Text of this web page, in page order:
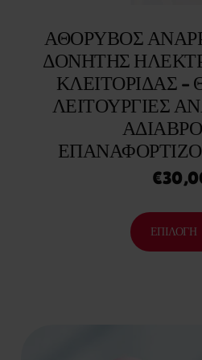
ΑΘΌΡΥΒΟΣ
ΔΟΝΗΤΉΣ
ΚΛΕΙΤΟΡΊΔΑΣ
ΛΕΙΤΟΥΡΓΊΕΣ
€
ΕΠΙΛΟΓΉ